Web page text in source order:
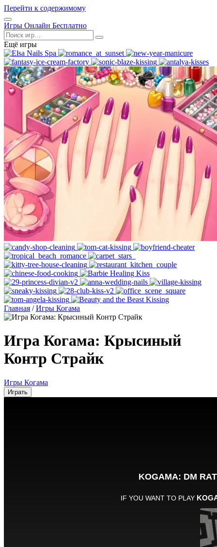
Перейти к содержимому
Открыть
меню
Игры Онлайн Бесплатно
Поиск
Ещё игры
Главная / Игры Когама
Игра Когама: Крысиный
Контр Страйк
Игры Когама
Играть